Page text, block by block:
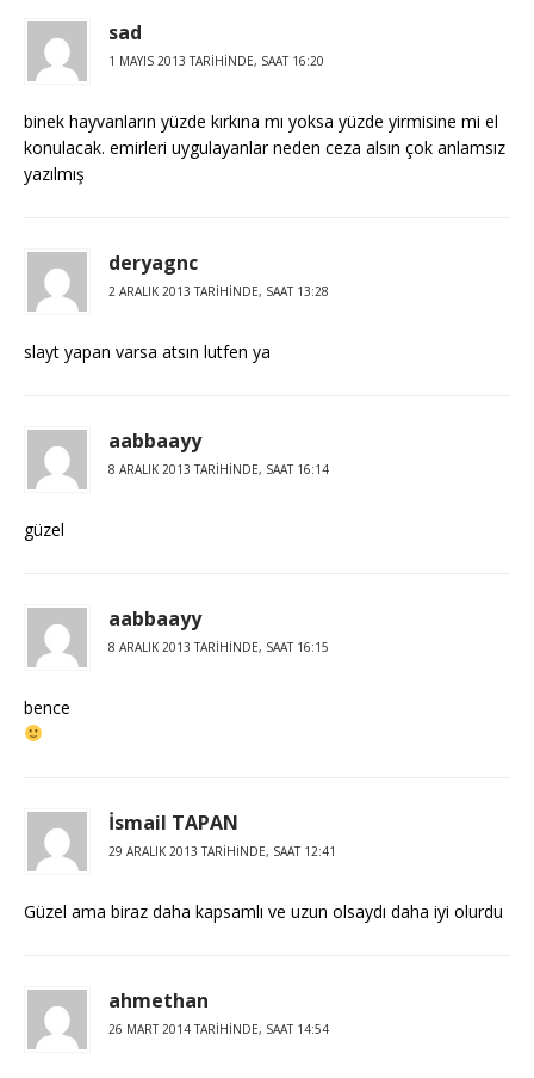
sad
1 MAYIS 2013 TARIHINDE, SAAT 16:20
binek hayvanların yüzde kırkına mı yoksa yüzde yirmisine mi el
konulacak. emirleri uygulayanlar neden ceza alsın çok anlamsız
yazılmış
deryagnc
2 ARALIK 2013 TARIHINDE, SAAT 13:28
slayt yapan varsa atsın lutfen ya
aabbaayy
8 ARALIK 2013 TARIHINDE, SAAT 16:14
güzel
aabbaayy
8 ARALIK 2013 TARIHINDE, SAAT 16:15
bence
İsmail TAPAN
29 ARALIK 2013 TARIHINDE, SAAT 12:41
Güzel ama biraz daha kapsamlı ve uzun olsaydı daha iyi olurdu
ahmethan
26 MART 2014 TARIHINDE, SAAT 14:54